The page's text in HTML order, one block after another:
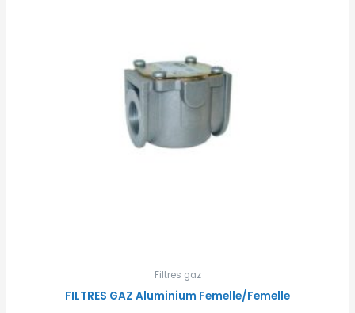
Filtres gaz
FILTRES GAZ Aluminium Femelle/Femelle